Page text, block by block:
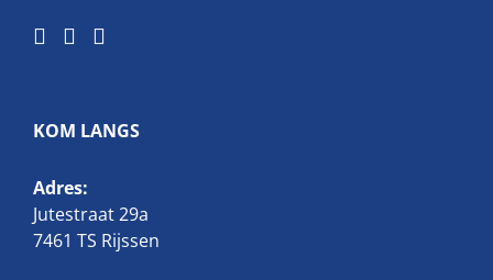
KOM LANGS
Adres:
Jutestraat 29a
7461 TS Rijssen